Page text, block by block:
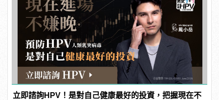
立即諮詢HPV！是對自己健康最好的投資，把握現在不